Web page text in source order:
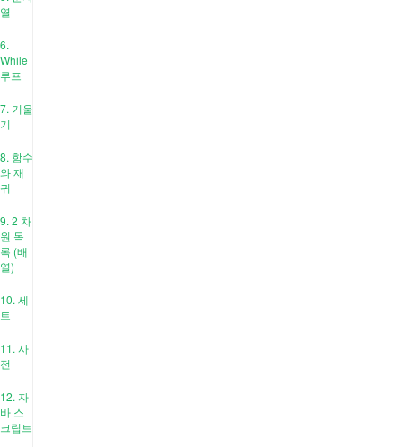
열
6.
While
루프
7. 기울
기
8. 함수
와 재
귀
9. 2 차
원 목
록 (배
열)
10. 세
트
11. 사
전
12. 자
바 스
크립트